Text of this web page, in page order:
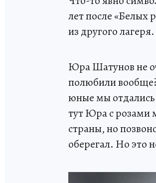
лет после «Белых
из другого лагеря.
Юра Шатунов не
полюбили
юные мы
тут Юра с розами
страны, но
оберегал. Но это